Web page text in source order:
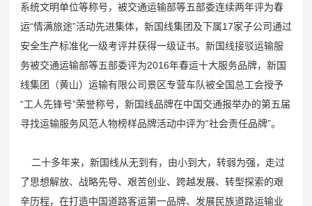
系统文明单位等称号，被交通运输部等五部委连续两年评为春
运“情满旅途”活动先进集体，新国线集团及下属17家子公司通过
安全生产标准化一级考评并获得一级证书。新国线接驳运输服
务被交通运输部等五部委评为2016年春运十大服务品牌，新国
线集团（黄山）运输有限公司景区专营车队被全国总工会授予
“工人先锋号”荣誉称号，新国线品牌在中国交通报举办的第五届
寻找运输服务风范人物榜样品牌活动中评为“社会责任品牌”。
二十多年来，新国线从无到有，由小到大，转弱为强，走过
了思想解放、战略先导、艰苦创业、跨越发展、转型探索的艰
辛历程，在打造中国道路客运第一品牌、发展民族道路运输业